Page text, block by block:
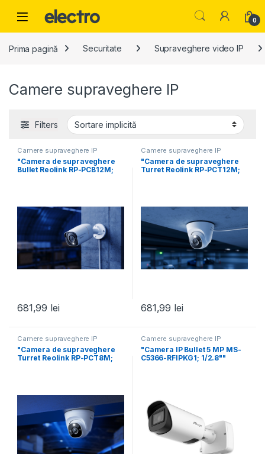
0
Prima pagină Securitate Supraveghere video IP
Camere supraveghere IP
Filters
Camere supraveghere IP
"Camera de supraveghere
Bullet Reolink RP-PCB12M;
681,99 lei
Camere supraveghere IP
"Camera de supraveghere
Turret Reolink RP-PCT12M;
681,99 lei
Camere supraveghere IP
"Camera de supraveghere
Turret Reolink RP-PCT8M;
Camere supraveghere IP
"Camera IP Bullet 5 MP MS-
C5366-RFIPKG1; 1/2.8""